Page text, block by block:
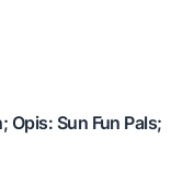
Opis: Sun Fun Pals;